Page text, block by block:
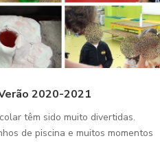
2020-2021
têm sido muito divertidas.
de piscina e muitos momentos